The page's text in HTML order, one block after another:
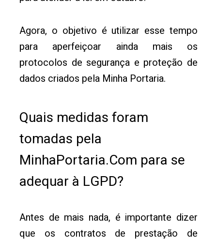
Agora, o objetivo é utilizar esse tempo
para aperfeiçoar ainda mais os
protocolos de segurança e proteção de
dados criados pela Minha Portaria.
Quais medidas foram
tomadas pela
MinhaPortaria.Com para se
adequar à LGPD?
Antes de mais nada, é importante dizer
que os contratos de prestação de